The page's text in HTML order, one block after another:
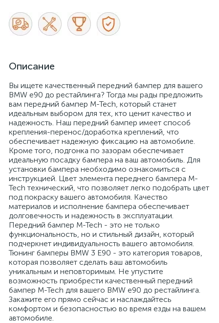
Описание
Вы ищете качественный передний бампер для вашего
BMW e90 до рестайлинга? Тогда мы рады предложить
вам передний бампер M-Tech, который станет
идеальным выбором для тех, кто ценит качество и
надежность. Наш передний бампер имеет способ
крепления-перенос/доработка креплений, что
обеспечивает надежную фиксацию на автомобиле.
Кроме того, подгонка по зазорам обеспечивает
идеальную посадку бампера на ваш автомобиль. Для
установки бампера необходимо ознакомиться с
инструкцией. Цвет элемента переднего бампера M-
Tech технический, что позволяет легко подобрать цвет
под покраску вашего автомобиля. Качество
материалов и исполнение бампера обеспечивает
долговечность и надежность в эксплуатации.
Передний бампер M-Tech - это не только
функциональность, но и стильный дизайн, который
подчеркнет индивидуальность вашего автомобиля.
Тюнинг бамперы BMW 3 Е90 - это категория товаров,
которая позволяет сделать ваш автомобиль
уникальным и неповторимым. Не упустите
возможность приобрести качественный передний
бампер M-Tech для вашего BMW e90 до рестайлинга.
Закажите его прямо сейчас и наслаждайтесь
комфортом и безопасностью во время езды на вашем
автомобиле.